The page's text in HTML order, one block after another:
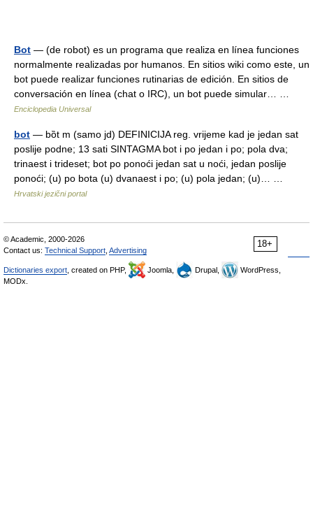
Bot — (de robot) es un programa que realiza en línea funciones
normalmente realizadas por humanos. En sitios wiki como este, un
bot puede realizar funciones rutinarias de edición. En sitios de
conversación en línea (chat o IRC), un bot puede simular… …
Enciclopedia Universal
bot — bȍt m (samo jd) DEFINICIJA reg. vrijeme kad je jedan sat
poslije podne; 13 sati SINTAGMA bot i po jedan i po; pola dva;
trinaest i trideset; bot po ponoći jedan sat u noći, jedan poslije
ponoći; (u) po bota (u) dvanaest i po; (u) pola jedan; (u)… …
Hrvatski jezični portal
18+
© Academic, 2000-2026
Contact us: Technical Support Advertising
Dictionaries export , created on PHP, Joomla, Drupal,
WordPress,
MODx.